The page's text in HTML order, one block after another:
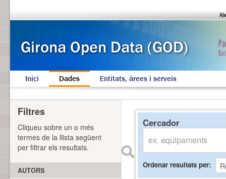
Inici Dades Entitats, àrees i serveis
Cercador
Ordenar resultats per
Filtres
Cliqueu sobre un o més
termes de la llista següent
per filtrar els resultats.
AUTORS